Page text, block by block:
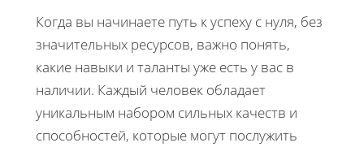
Когда вы начинаете путь к успеху с нуля, без
значительных ресурсов, важно понять,
какие навыки и таланты уже есть у вас в
наличии. Каждый человек обладает
уникальным набором сильных качеств и
способностей, которые могут послужить